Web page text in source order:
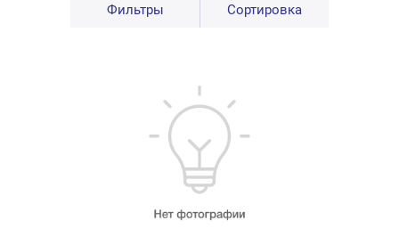
Фильтры Сортировка